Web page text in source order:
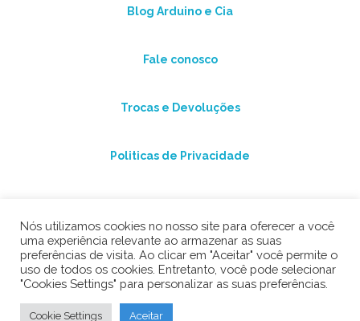
Blog Arduino e Cia
Fale conosco
Trocas e Devoluções
Politicas de Privacidade
©2026 Arduino e Cia
Nós utilizamos cookies no nosso site para oferecer a você
uma experiência relevante ao armazenar as suas
preferências de visita. Ao clicar em "Aceitar" você permite o
uso de todos os cookies. Entretanto, você pode selecionar
"Cookies Settings" para personalizar as suas preferências.
Cookie Settings Aceitar